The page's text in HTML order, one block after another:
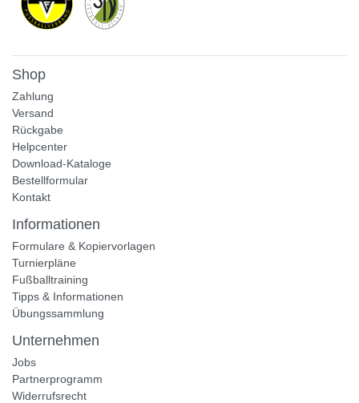
Shop
Zahlung
Versand
Rückgabe
Helpcenter
Download-Kataloge
Bestellformular
Kontakt
Informationen
Formulare & Kopiervorlagen
Turnierpläne
Fußballtraining
Tipps & Informationen
Übungssammlung
Unternehmen
Jobs
Partnerprogramm
Widerrufsrecht